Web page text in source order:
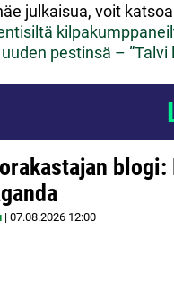
julkaisua, voit
pestinsä –
| 07.08.2026 12:00